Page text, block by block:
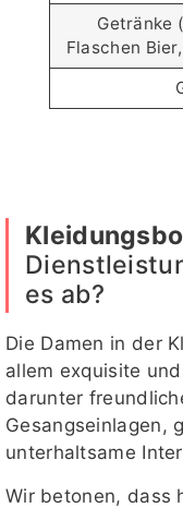
Getränke
Flaschen
es ab?
Die Damen in der
allem exquisite
darunter
Gesangseinlagen,
unterhaltsame
Wir betonen, dass